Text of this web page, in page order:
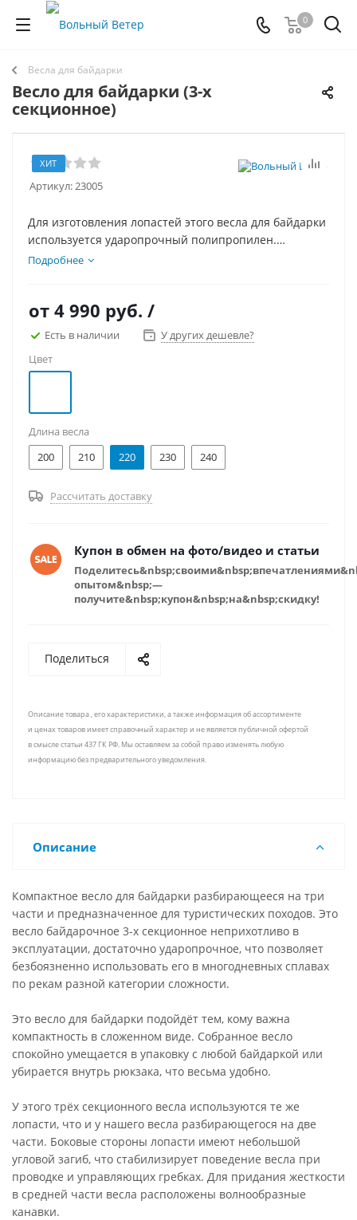
0
Весла для байдарки
Весло для байдарки (3-х
секционное)
ХИТ
Артикул:23005
Для изготовления лопастей этого весла для байдарки
используется ударопрочный полипропилен.
Цевье весла выполнено из дюраллюминиевой трубы
рукой весла защищены термоусадочной трубкой.
Купить можно забрав самовывозом или заказав
доставку по Москве или РФ.
Подробнее
от 4 990 руб. /
Есть в наличии
У других дешевле?
Цвет
Длина весла
200
210 220 230 240
Рассчитать доставку
Купон в обмен на фото/видео и статьи
опытом&nbsp;—
получите&nbsp;купон&nbsp;на&nbsp;скидку!
Поделиться
Описание товара , его характеристики, а также информация об ассортименте
и ценах товаров имеет справочный характер и не является публичной офертой
в смысле статьи 437 ГК РФ. Мы оставляем за собой право изменять любую
информацию без предварительного уведомления.
Описание
Компактное весло для байдарки разбирающееся на три
части и предназначенное для туристических походов. Это
весло байдарочное 3-х секционное неприхотливо в
эксплуатации, достаточно ударопрочное, что позволяет
безбоязненно использовать его в многодневных сплавах
по рекам разной категории сложности.
Это весло для байдарки подойдёт тем, кому важна
компактность в сложенном виде. Собранное весло
спокойно умещается в упаковку с любой байдаркой или
убирается внутрь рюкзака, что весьма удобно.
У этого трёх секционного весла используются те же
лопасти, что и у нашего весла разбирающегося на две
части. Боковые стороны лопасти имеют небольшой
угловой загиб, что стабилизирует поведение весла при
проводке и управляющих гребках. Для придания жесткости
в средней части весла расположены волнообразные
канавки.